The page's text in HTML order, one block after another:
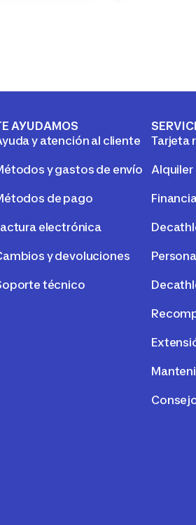
AYUDAMOS
y atención al cliente
y gastos de envío
de pago
electrónica
y devoluciones
técnico
Tarjeta
Alquiler